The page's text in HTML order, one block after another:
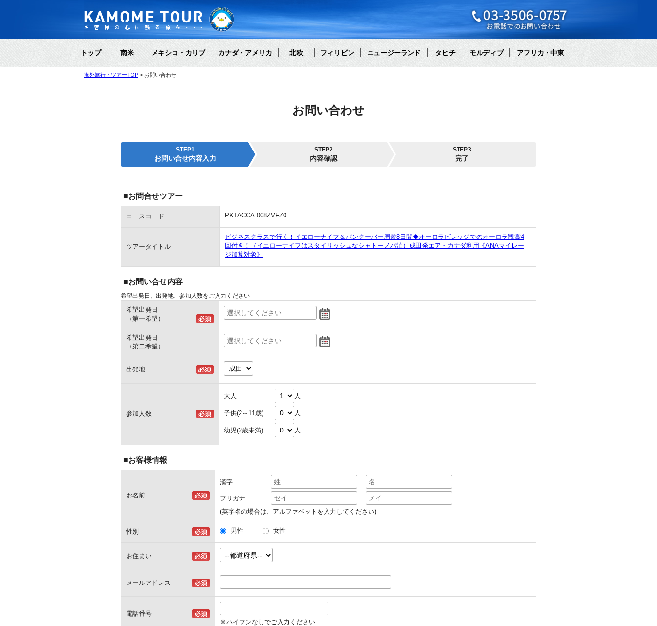
トップ 南米 メキシコ・カリブ カナダ・アメリカ 北欧 フィリピン ニュージーランド タヒチ モルディブ アフリカ・中東
海外旅行・ツアーTOP お問い合わせ
お問い合わせ
STEP1
お問い合せ内容入力
STEP2
内容確認
STEP3
完了
■お問合せツアー
コースコード PKTACCA-008ZVFZ0
ツアータイトル
ビジネスクラスで行く！イエローナイフ＆バンクーバー周遊8日間◆オーロラビレッジでのオーロラ観賞4
回付き！（イエローナイフはスタイリッシュなシャトーノバ泊）成田発エア・カナダ利用《ANAマイレー
ジ加算対象》
■お問い合せ内容
希望出発日、出発地、参加人数をご入力ください
希望出発日
（第一希望）
希望出発日
（第二希望）
出発地
参加人数
大人 人
子供(2～11歳) 人
幼児(2歳未満) 人
■お客様情報
お名前
漢字
フリガナ
(英字名の場合は、アルファベットを入力してください)
性別 男性 女性
お住まい
メールアドレス
電話番号
※ハイフンなしでご入力ください